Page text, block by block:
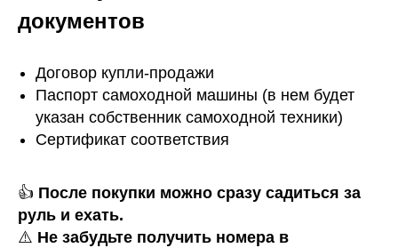
документов
Договор купли-продажи
Паспорт самоходной машины (в нем будет
указан собственник самоходной техники)
Сертификат соответствия
👍 После покупки можно сразу садиться за
руль и ехать.
⚠️ Не забудьте получить номера в